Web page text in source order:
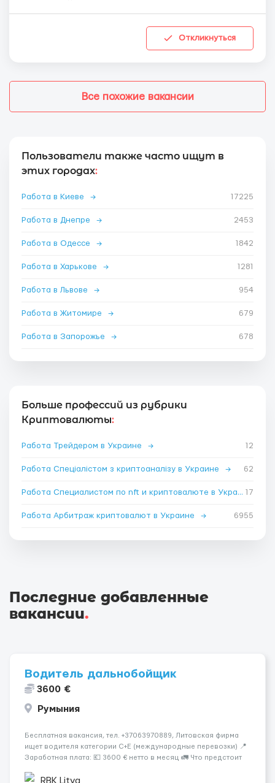
Откликнуться
Все похожие вакансии
Пользователи также часто ищут в
этих городах:
Работа в Киеве → 17225
Работа в Днепре → 2453
Работа в Одессе → 1842
Работа в Харькове → 1281
Работа в Львове → 954
Работа в Житомире → 679
Работа в Запорожье → 678
Больше профессий из рубрики
Криптовалюты:
Работа Трейдером в Украине → 12
Работа Спеціалістом з криптоаналізу в Украине → 62
Работа Специалистом по nft и криптовалюте в Украине 17
Работа Арбитраж криптовалют в Украине → 6955
Последние добавленные
вакансии.
Водитель дальнобойщик
3600 €
Румыния
Бесплатная вакансия, тел. +37063970889, Литовская фирма
ищет водителя категории C+E (международные перевозки) 📍
Заработная плата: 💶 3600 € нетто в месяц 🚛 Что предстоит
рефрижераторах. В среднем 400–500 км в день. Погрузки и
RBK Litva